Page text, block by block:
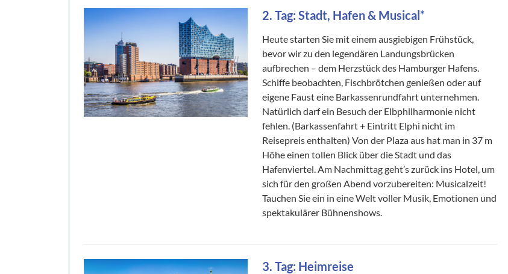
2. Tag: Stadt, Hafen & Musical*
Heute starten Sie mit einem ausgiebigen Frühstück,
bevor wir zu den legendären Landungsbrücken
aufbrechen – dem Herzstück des Hamburger Hafens.
Schiffe beobachten, Fischbrötchen genießen oder auf
eigene Faust eine Barkassenrundfahrt unternehmen.
Natürlich darf ein Besuch der Elbphilharmonie nicht
fehlen. (Barkassenfahrt + Eintritt Elphi nicht im
Reisepreis enthalten) Von der Plaza aus hat man in 37 m
Höhe einen tollen Blick über die Stadt und das
Hafenviertel. Am Nachmittag geht’s zurück ins Hotel, um
sich für den großen Abend vorzubereiten: Musicalzeit!
Tauchen Sie ein in eine Welt voller Musik, Emotionen und
spektakulärer Bühnenshows.
3. Tag: Heimreise